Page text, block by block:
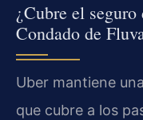
¿Cubre el
Condado de
Uber mantiene
que cubre a los